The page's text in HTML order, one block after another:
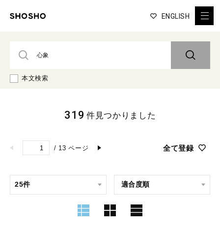
ENGLISH
本文検索
/ 13 ページ 全て登録
319 件見つかりました